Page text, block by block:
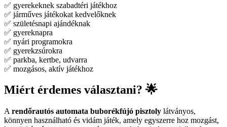
✅ gyerekeknek szabadtéri játékhoz
✅ járműves játékokat kedvelőknek
✅ születésnapi ajándéknak
✅ gyereknapra
✅ nyári programokra
✅ gyerekzsúrokra
✅ parkba, kertbe, udvarra
✅ mozgásos, aktív játékhoz
Miért érdemes választani? 🌟
A rendőrautós automata buborékfújó pisztoly látványos,
könnyen használható és vidám játék, amely egyszerre hoz mozgást,